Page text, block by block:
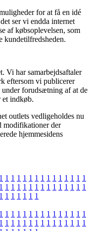
for at få en idé
ser vi endda internet
af købsoplevelsen, som
kundetilfredsheden.
Vi har samarbejdsaftaler
eftersom vi publicerer
forudsætning af at de
et indkøb.
outlets vedligeholdes nu
modifikationer der
hjemmesidens
1 1 1 1 1 1 1 1 1 1 1 1 1 1 1
1 1 1 1 1 1 1 1 1 1 1 1 1 1 1
1 1 1 1 1 1 1
1 1 1 1 1 1 1 1 1 1 1 1 1 1 1
1 1 1 1 1 1 1 1 1 1 1 1 1 1 1